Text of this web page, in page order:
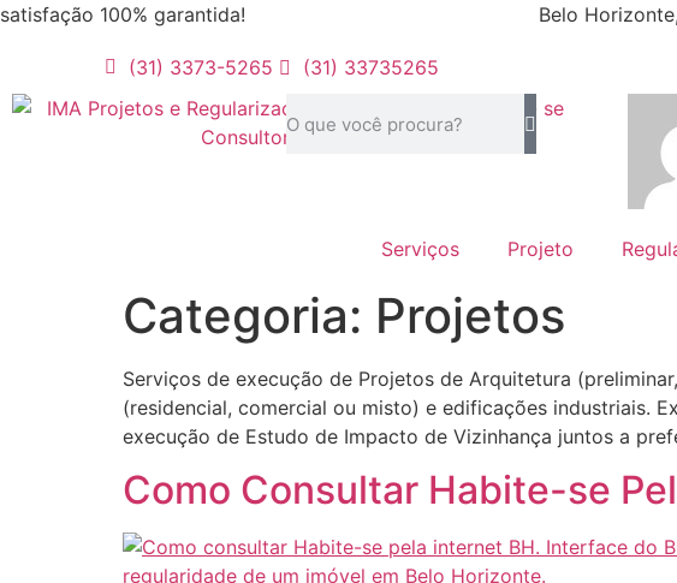
satisfação 100% garantida!
(31) 3373-5265 (31) 33735265
Belo
Serviços Projeto
Categoria: Projetos
Serviços de execução de Projetos de Arquitetura
(residencial, comercial ou misto) e edificações industriais.
execução de Estudo de Impacto de Vizinhança juntos a
Como Consultar Habite-se